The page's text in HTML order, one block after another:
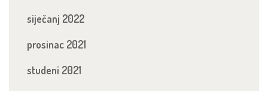
siječanj 2022
prosinac 2021
studeni 2021